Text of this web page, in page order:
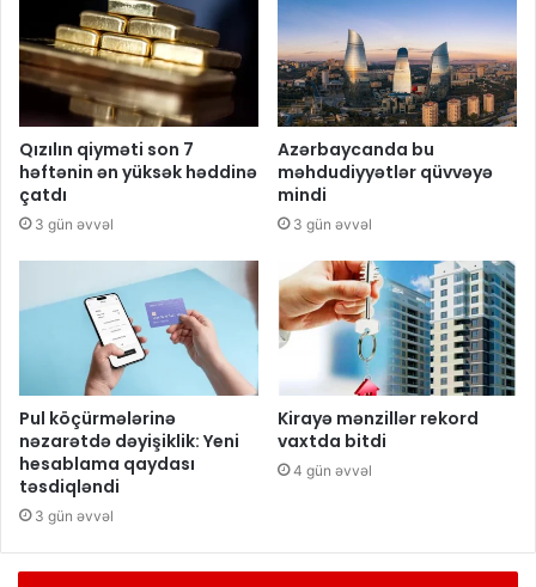
Qızılın qiyməti son 7
həftənin ən yüksək həddinə
çatdı
3 gün əvvəl
Azərbaycanda bu
məhdudiyyətlər qüvvəyə
mindi
3 gün əvvəl
Pul köçürmələrinə
nəzarətdə dəyişiklik: Yeni
hesablama qaydası
təsdiqləndi
3 gün əvvəl
Kirayə mənzillər rekord
vaxtda bitdi
4 gün əvvəl